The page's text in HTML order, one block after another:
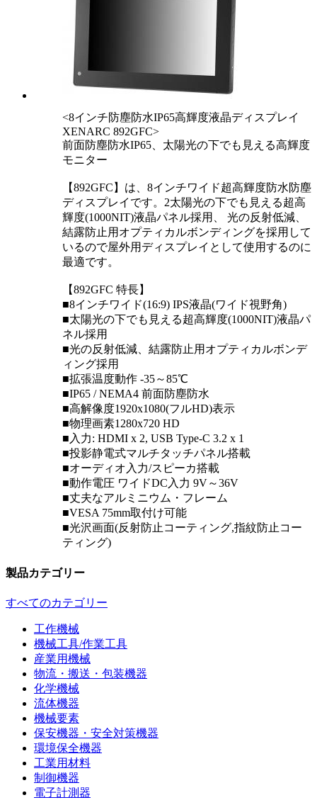
<8インチ防塵防水IP65高輝度液晶ディスプレイ
XENARC 892GFC>
前面防塵防水IP65、太陽光の下でも見える高輝度
モニター
【892GFC】は、8インチワイド超高輝度防水防塵
ディスプレイです。2太陽光の下でも見える超高
輝度(1000NIT)液晶パネル採用、 光の反射低減、
結露防止用オプティカルボンディングを採用して
いるので屋外用ディスプレイとして使用するのに
最適です。
【892GFC 特長】
■8インチワイド(16:9) IPS液晶(ワイド視野角)
■太陽光の下でも見える超高輝度(1000NIT)液晶パ
ネル採用
■光の反射低減、結露防止用オプティカルボンデ
ィング採用
■拡張温度動作 -35～85℃
■IP65 / NEMA4 前面防塵防水
■高解像度1920x1080(フルHD)表示
■物理画素1280x720 HD
■入力: HDMI x 2, USB Type-C 3.2 x 1
■投影静電式マルチタッチパネル搭載
■オーディオ入力/スピーカ搭載
■動作電圧 ワイドDC入力 9V～36V
■丈夫なアルミニウム・フレーム
■VESA 75mm取付け可能
■光沢画面(反射防止コーティング,指紋防止コー
ティング)
製品カテゴリー
すべてのカテゴリー
工作機械
機械工具/作業工具
産業用機械
物流・搬送・包装機器
化学機械
流体機器
機械要素
保安機器・安全対策機器
環境保全機器
工業用材料
制御機器
電子計測器